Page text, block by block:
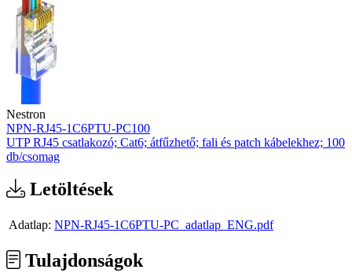
Nestron
NPN-RJ45-1C6PTU-PC100
UTP RJ45 csatlakozó; Cat6; átfűzhető; fali és patch kábelekhez; 100
db/csomag
Letöltések
Adatlap: NPN-RJ45-1C6PTU-PC_adatlap_ENG.pdf
Tulajdonságok